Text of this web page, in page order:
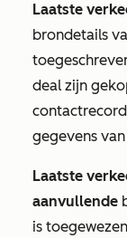
Laatste
brondetails
deal zijn
gegevens
Laatste
aanvullende
is